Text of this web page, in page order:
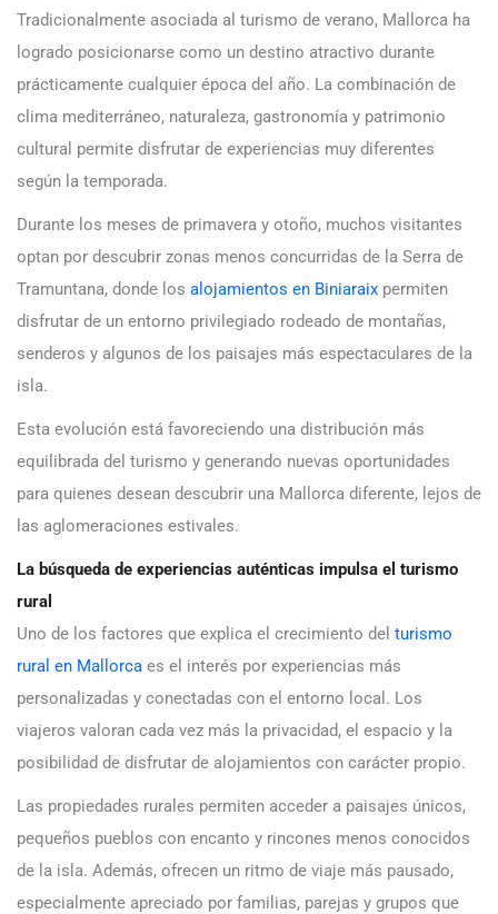
Tradicionalmente asociada al turismo de verano, Mallorca ha
logrado posicionarse como un destino atractivo durante
prácticamente cualquier época del año. La combinación de
clima mediterráneo, naturaleza, gastronomía y patrimonio
cultural permite disfrutar de experiencias muy diferentes
según la temporada.
Durante los meses de primavera y otoño, muchos visitantes
optan por descubrir zonas menos concurridas de la Serra de
Tramuntana, donde los alojamientos en Biniaraix permiten
disfrutar de un entorno privilegiado rodeado de montañas,
senderos y algunos de los paisajes más espectaculares de la
isla.
Esta evolución está favoreciendo una distribución más
equilibrada del turismo y generando nuevas oportunidades
para quienes desean descubrir una Mallorca diferente, lejos de
las aglomeraciones estivales.
La búsqueda de experiencias auténticas impulsa el turismo
rural
Uno de los factores que explica el crecimiento del turismo
rural en Mallorca es el interés por experiencias más
personalizadas y conectadas con el entorno local. Los
viajeros valoran cada vez más la privacidad, el espacio y la
posibilidad de disfrutar de alojamientos con carácter propio.
Las propiedades rurales permiten acceder a paisajes únicos,
pequeños pueblos con encanto y rincones menos conocidos
de la isla. Además, ofrecen un ritmo de viaje más pausado,
especialmente apreciado por familias, parejas y grupos que